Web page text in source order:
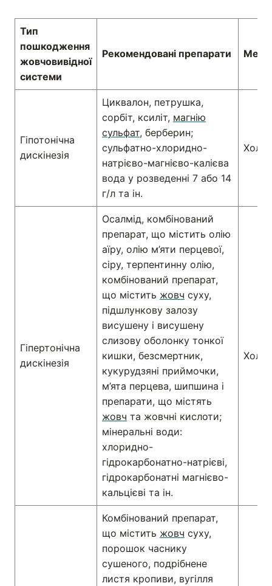
Тип
пошкодження
жовчовивідної
системи
Рекомендовані препарати
Гіпотонічна
дискінезія
Циквалон, петрушка,
сорбіт, ксиліт, магнію
сульфат, берберин;
сульфатно-хлоридно-
натрієво-магнієво-калієва
вода у розведенні 7 або 14
г/л та ін.
Гіпертонічна
дискінезія
Осалмід, комбінований
препарат, що містить олію
аїру, олію м’яти перцевої,
сіру, терпентинну олію,
комбінований препарат,
що містить жовч суху,
підшлункову залозу
висушену і висушену
слизову оболонку тонкої
кишки, безсмертник,
кукурудзяні приймочки,
м’ята перцева, шипшина і
препарати, що містять
жовч та жовчні кислоти;
мінеральні води:
хлоридно-
гідрокарбонатно-натрієві,
гідрокарбонатні магнієво-
кальцієві та ін.
Комбінований препарат,
що містить жовч суху,
порошок часнику
сушеного, подрібнене
листя кропиви, вугілля